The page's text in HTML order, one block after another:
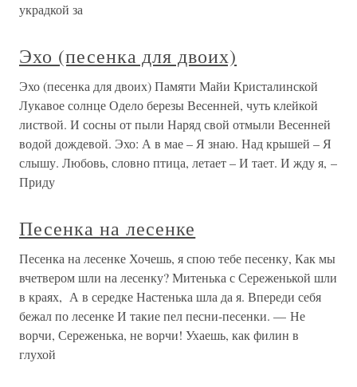
украдкой за
Эхо (песенка для двоих)
Эхо (песенка для двоих) Памяти Майи Кристалинской
Лукавое солнце Одело березы Весенней, чуть клейкой
листвой. И сосны от пыли Наряд свой отмыли Весенней
водой дождевой. Эхо: А в мае – Я знаю. Над крышей – Я
слышу. Любовь, словно птица, летает – И тает. И жду я, –
Приду
Песенка на лесенке
Песенка на лесенке Хочешь, я спою тебе песенку, Как мы
вчетвером шли на лесенку? Митенька с Сереженькой шли
в краях, А в середке Настенька шла да я. Впереди себя
бежал по лесенке И такие пел песни-песенки. — Не
ворчи, Сереженька, не ворчи! Ухаешь, как филин в
глухой